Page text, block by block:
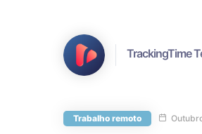
TrackingTime
Trabalho remoto